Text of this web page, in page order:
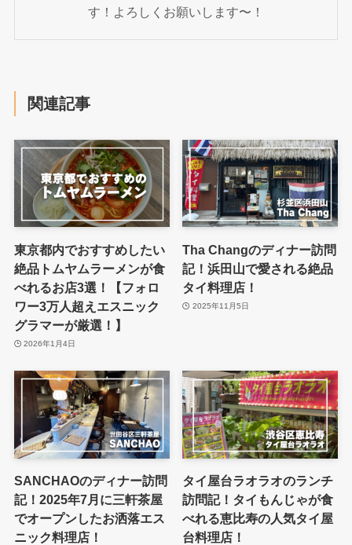
す！よろしくお願いします〜！
関連記事
東京都内でおすすめしたい
絶品トムヤムラーメンが食
べれるお店3選！【フォロ
ワー3万人超えエスニック
グラマーが厳選！】
2026年1月4日
Tha Changのディナー訪問
記！浜田山で愛される絶品
タイ料理店！
2025年11月5日
SANCHAOのディナー訪問
記！2025年7月に三軒茶屋
でオープンしたお洒落エス
ニック料理店！
タイ屋台ラオラオのランチ
訪問記！タイもんじゃが食
べれる恵比寿の人気タイ屋
台料理店！